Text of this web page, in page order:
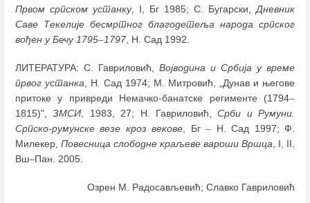
Првом српском устанку, I, Бг 1985; С. Бугарски, Дневник
Саве Текелије бесмртног благодетеља народа српског
вођен у Бечу 1795–1797 , Н. Сад 1992.
ЛИТЕРАТУРА: С. Гавриловић, Војводина и Србија у време
првог устанка , Н. Сад 1974; М. Митровић, „Дунав и његове
притоке у привреди Немачко-банатске регименте (1794–
1815)",ЗМСИ , 1983, 27; Н. Гавриловић,Срби и Румуни.
Српско-румунске везе кроз векове , Бг– Н. Сад 1997; Ф.
Милекер, Повесница слободне краљеве вароши Вршца , I, II,
Вш–Пан. 2005.
Озрен М. Радосављевић; Славко Гавриловић